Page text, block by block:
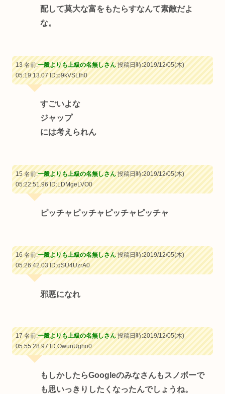
配して莫大な富をもたらすなんて素敵だよ
な。
13 名前:一般よりも上級の名無しさん投稿日時:2019/12/05(木)
05:19:13.07ID:p9kVSLfh0
すごいよな
ジャップ
には考えられん
15 名前:一般よりも上級の名無しさん投稿日時:2019/12/05(木)
05:22:51.96ID:LDMgeLVO0
ピッチャピッチャピッチャピッチャ
16 名前:一般よりも上級の名無しさん投稿日時:2019/12/05(木)
05:26:42.03ID:qSU4UzrA0
邪悪になれ
17 名前:一般よりも上級の名無しさん投稿日時:2019/12/05(木)
05:55:28.97ID:OwunUgho0
もしかしたらGoogleのみなさんもスノボーで
も思いっきりしたくなったんでしょうね。